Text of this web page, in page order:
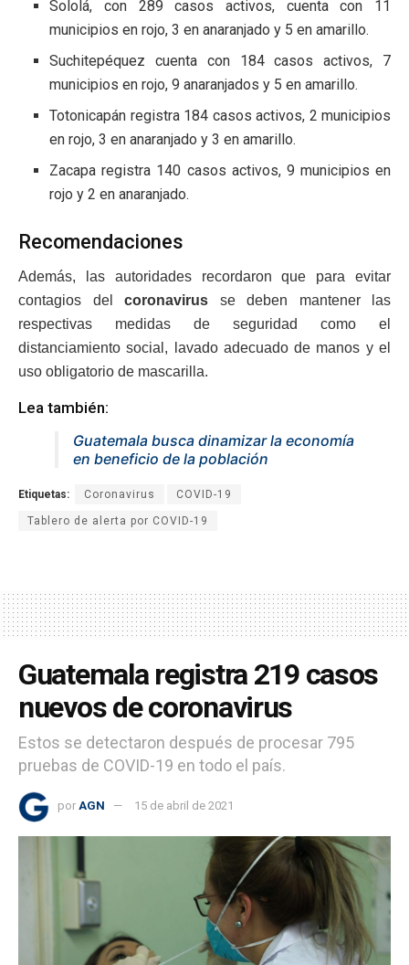
Sololá, con 289 casos activos, cuenta con 11
municipios en rojo, 3 en anaranjado y 5 en amarillo.
Suchitepéquez cuenta con 184 casos activos, 7
municipios en rojo, 9 anaranjados y 5 en amarillo.
Totonicapán registra 184 casos activos, 2 municipios
en rojo, 3 en anaranjado y 3 en amarillo.
Zacapa registra 140 casos activos, 9 municipios en
rojo y 2 en anaranjado.
Recomendaciones
Además, las autoridades recordaron que para evitar
contagios del coronavirus se deben mantener las
respectivas medidas de seguridad como el
distanciamiento social, lavado adecuado de manos y el
uso obligatorio de mascarilla.
Lea también:
Guatemala busca dinamizar la economía
en beneficio de la población
Etiquetas: Coronavirus COVID-19
Tablero de alerta por COVID-19
Guatemala registra 219 casos
nuevos de coronavirus
Estos se detectaron después de procesar 795
pruebas de COVID-19 en todo el país.
por AGN 15 de abril de 2021